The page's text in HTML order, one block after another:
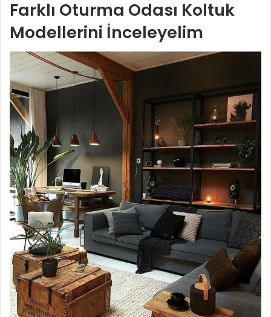
Farklı Oturma Odası Koltuk
Modellerini İnceleyelim